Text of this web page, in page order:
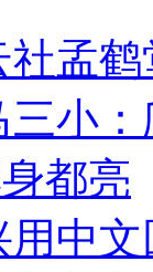
社孟
小
都亮
中